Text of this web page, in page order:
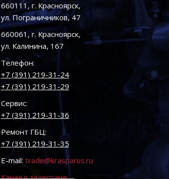
660111, г. Красноярск,
ул. Пограничников, 47
660061, г. Красноярск,
ул. Калинина, 167
Телефон:
+7 (391) 219-31-24
+7 (391) 219-31-29
Сервис:
+7 (391) 219-31-36
Ремонт ГБЦ:
+7 (391) 219-31-35
E-mail: trade@krasparus.ru
Канал в телеграме